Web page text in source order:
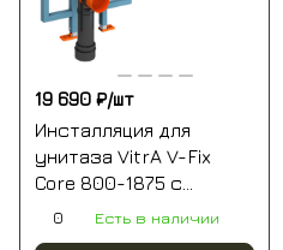
19 690 ₽/шт
Инсталляция для
унитаза VitrA V-Fix
Core 800-1875 с
кнопкой глянцевой
0 Есть в наличии